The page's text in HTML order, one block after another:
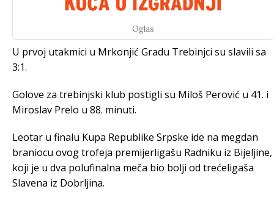
Oglas
U prvoj utakmici u Mrkonjić Gradu Trebinjci su slavili sa
3:1.
Golove za trebinjski klub postigli su Miloš Perović u 41. i
Miroslav Prelo u 88. minuti.
Leotar u finalu Kupa Republike Srpske ide na megdan
braniocu ovog trofeja premijerligašu Radniku iz Bijeljine,
koji je u dva polufinalna meča bio bolji od trećeligaša
Slavena iz Dobrljina.